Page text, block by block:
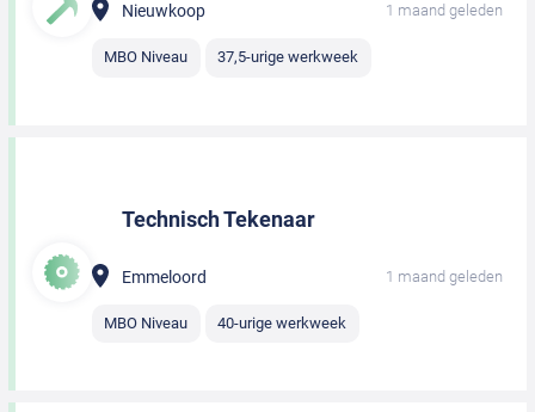
Nieuwkoop 1 maand geleden
MBO Niveau 37,5-urige werkweek
Technisch Tekenaar
Emmeloord 1 maand geleden
MBO Niveau 40-urige werkweek